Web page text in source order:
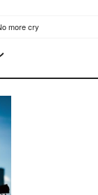
more cry